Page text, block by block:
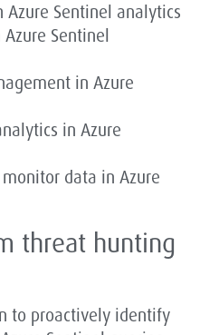
Sentinel analytics
Sentinel
in Azure
in Azure
data in Azure
threat hunting
to proactively identify